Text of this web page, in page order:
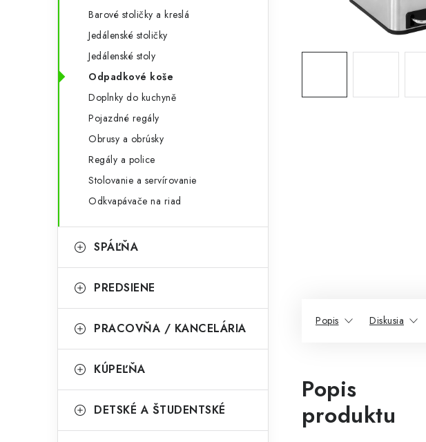
e
l
Barové stoličky a kreslá
Jedálenské stoličky
Jedálenské stoly
Odpadkové koše
Doplnky do kuchyně
Pojazdné regály
Obrusy a obrúsky
Regály a police
Stolovanie a servírovanie
Odkvapávače na riad
SPÁĽŇA
PREDSIENE
PRACOVŇA / KANCELÁRIA
KÚPEĽŇA
DETSKÉ A ŠTUDENTSKÉ
Popis Diskusia
Popis
produktu